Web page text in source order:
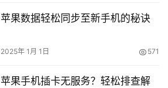
苹果数据轻松同步至新手机的秘诀
2025年 1月 1日 571
苹果手机插卡无服务？轻松排查解